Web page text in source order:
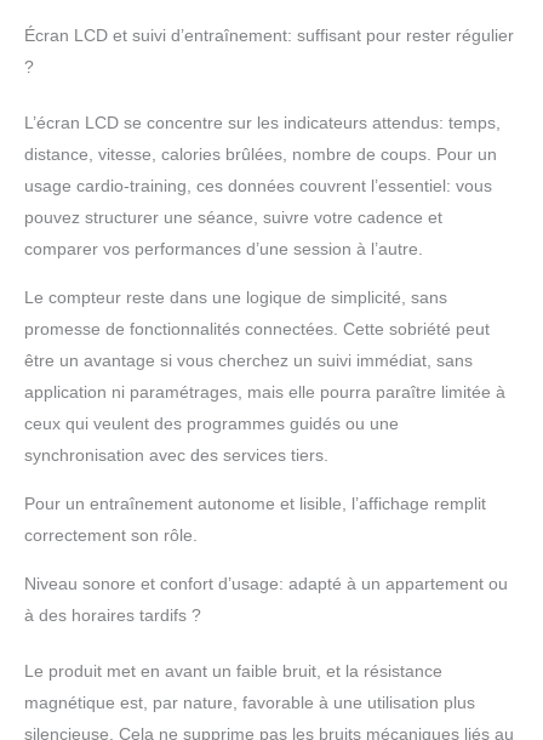
silencieux, tandis que les
plaques de pied
antidérapantes
maintien confortable et
vous concentrer sur la
meilleure expérience
d'aviron en intérieur.
Entraînement simple
encombrement : le
système de roulettes le
rend facile à déplacer
pouvez incliner l'appareil
en toute sécurité sans
m² et est parfait pour les
exercices, la tonification
du corps et la
Écran LCD et suivi d’entraînement: suffisant pour rester régulier
?
L’écran LCD se concentre sur les indicateurs attendus: temps,
distance, vitesse, calories brûlées, nombre de coups. Pour un
usage cardio-training, ces données couvrent l’essentiel: vous
pouvez structurer une séance, suivre votre cadence et
comparer vos performances d’une session à l’autre.
Le compteur reste dans une logique de simplicité, sans
promesse de fonctionnalités connectées. Cette sobriété peut
être un avantage si vous cherchez un suivi immédiat, sans
application ni paramétrages, mais elle pourra paraître limitée à
ceux qui veulent des programmes guidés ou une
synchronisation avec des services tiers.
Pour un entraînement autonome et lisible, l’affichage remplit
correctement son rôle.
Niveau sonore et confort d’usage: adapté à un appartement ou
à des horaires tardifs ?
Le produit met en avant un faible bruit, et la résistance
magnétique est, par nature, favorable à une utilisation plus
silencieuse. Cela ne supprime pas les bruits mécaniques liés au